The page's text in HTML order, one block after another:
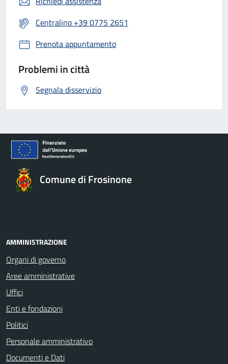
Centralino +39 0775 2651
Prenota appuntamento
Problemi in città
Segnala disservizio
Comune di Frosinone
AMMINISTRAZIONE
Organi di governo
Aree amministrative
Uffici
Enti e fondazioni
Politici
Personale amministrativo
Documenti e Dati